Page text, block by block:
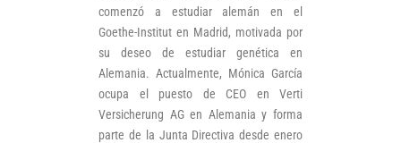
comenzó a estudiar alemán en el
Goethe-Institut en Madrid, motivada por
su deseo de estudiar genética en
Alemania. Actualmente, Mónica García
ocupa el puesto de CEO en Verti
Versicherung AG en Alemania y forma
parte de la Junta Directiva desde enero